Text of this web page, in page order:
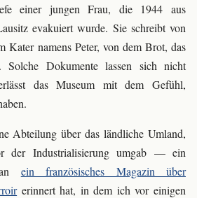
einer jungen Frau, die 1944 aus
evakuiert wurde. Sie schreibt von
Kater namens Peter, von dem Brot, das
Solche Dokumente lassen sich nicht
das Museum mit dem Gefühl,
Abteilung über das ländliche Umland,
der Industrialisierung umgab — ein
ein französisches Magazin über
erinnert hat, in dem ich vor einigen